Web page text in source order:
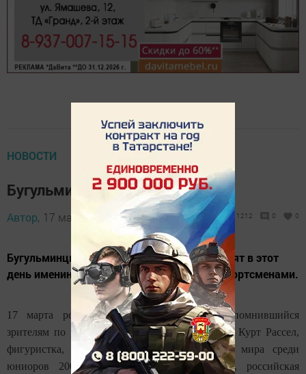
НОВОСТИ
Бугульминцы и именины звёзд
Автор, 17 марта 2018 - 10:00 1212 0 0
Бугульминцы, родившиеся 17 марта, отметят в этот
день именины с известными актёрами и спортсменами.
17 марта родился актёр, прежде всего запомнившийся
зрителям по ролям в фантастических фильмах Курт Рассел,
фигуристка, серебряный призёр чемпионата мира среди
юниоров 2009 года Анастасия Мартюшева, российская